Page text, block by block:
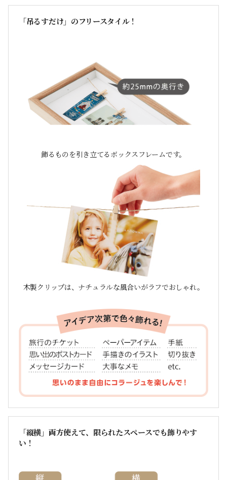
「吊るすだけ」のフリースタイル！
飾るものを引き立てるボックスフレームです。
木製クリップは、ナチュラルな風合いがラフでおしゃれ。
「縦横」両方使えて、限られたスペースでも飾りやす
い！